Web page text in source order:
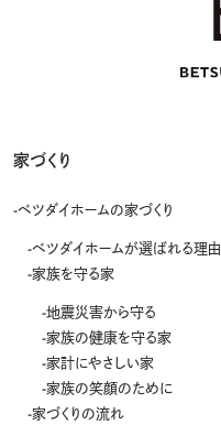
家づくり
ベツダイホームの家づくり
ベツダイホームが選ばれる理由
家族を守る家
地震災害から守る
家族の健康を守る家
家計にやさしい家
家族の笑顔のために
家づくりの流れ